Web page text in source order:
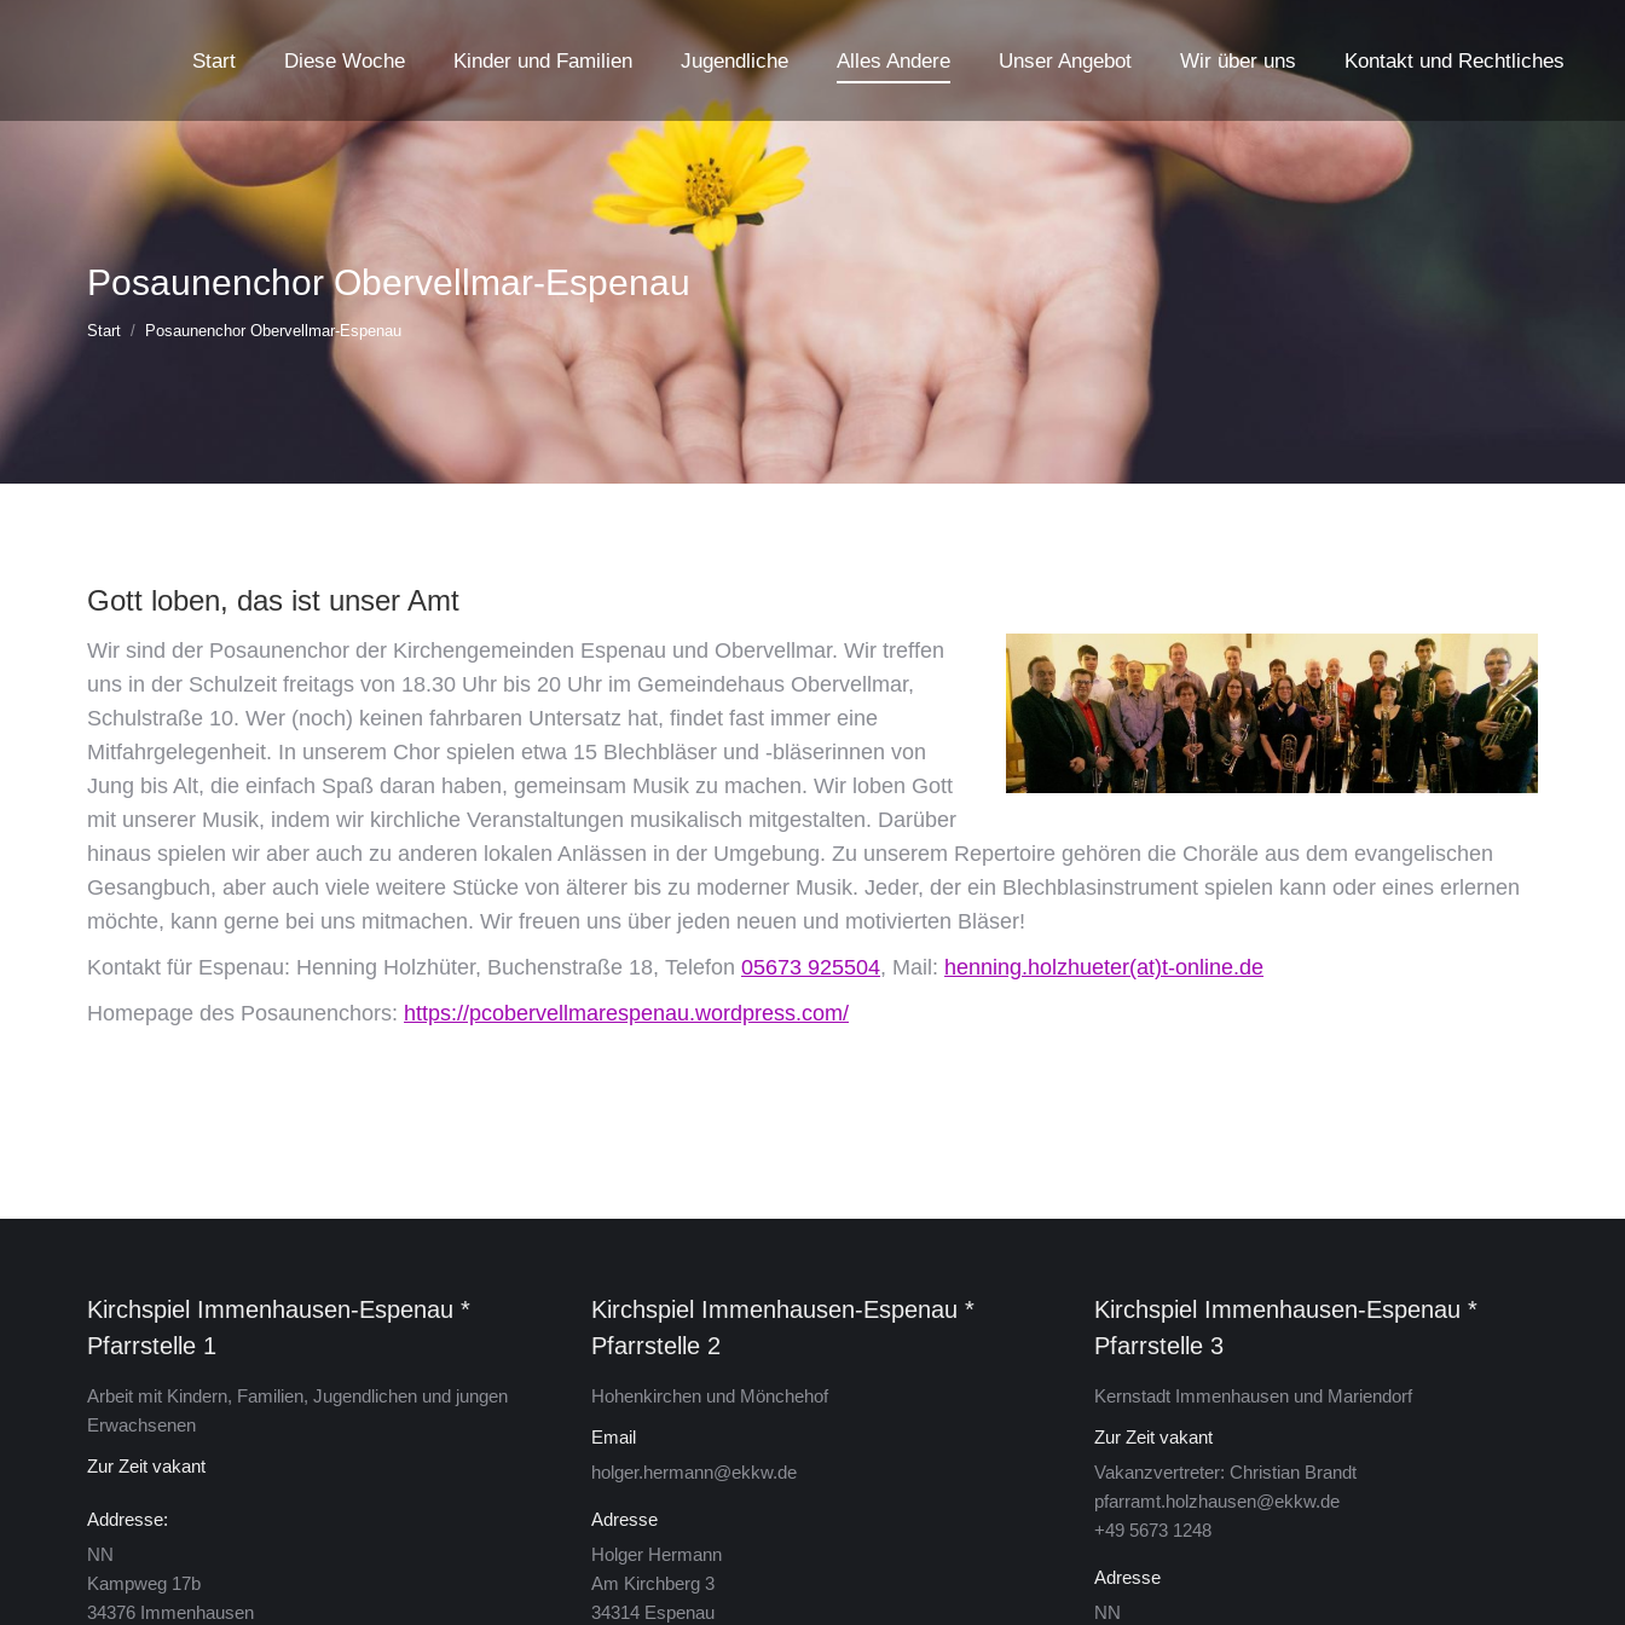
Start Diese Woche Kinder und Familien Jugendliche Alles Andere Unser Angebot Wir über uns Kontakt und Rechtliches
Posaunenchor Obervellmar-Espenau
Sie befinden sich hier:
Start Posaunenchor Obervellmar-Espenau
Gott loben, das ist unser Amt
Wir sind der Posaunenchor der Kirchengemeinden Espenau und Obervellmar. Wir treffen
uns in der Schulzeit freitags von 18.30 Uhr bis 20 Uhr im Gemeindehaus Obervellmar,
Schulstraße 10. Wer (noch) keinen fahrbaren Untersatz hat, findet fast immer eine
Mitfahrgelegenheit. In unserem Chor spielen etwa 15 Blechbläser und -bläserinnen von
Jung bis Alt, die einfach Spaß daran haben, gemeinsam Musik zu machen. Wir loben Gott
mit unserer Musik, indem wir kirchliche Veranstaltungen musikalisch mitgestalten. Darüber
hinaus spielen wir aber auch zu anderen lokalen Anlässen in der Umgebung. Zu unserem Repertoire gehören die Choräle aus dem evangelischen
Gesangbuch, aber auch viele weitere Stücke von älterer bis zu moderner Musik. Jeder, der ein Blechblasinstrument spielen kann oder eines erlernen
möchte, kann gerne bei uns mitmachen. Wir freuen uns über jeden neuen und motivierten Bläser!
Kontakt für Espenau: Henning Holzhüter, Buchenstraße 18, Telefon 05673 925504, Mail: henning.holzhueter(at)t-online.de
Homepage des Posaunenchors: https://pcobervellmarespenau.wordpress.com/
Kirchspiel Immenhausen-Espenau *
Pfarrstelle 1
Arbeit mit Kindern, Familien, Jugendlichen und jungen
Erwachsenen
Zur Zeit vakant
Addresse:
NN
Kamp­weg 17b
34376 Im­men­hau­sen
Kirchspiel Im­men­hau­sen-Es­pe­nau *
Pfarrstelle 2
Ho­hen­kir­chen und Mön­che­hof
Email
holger.hermann@ekkw.de
Adresse
Hol­ger Her­mann
Am Kirch­berg 3
34314 Es­pe­nau
Kirchspiel Im­men­hau­sen-Es­pe­nau *
Pfarrstelle 3
Kern­stadt Im­men­hau­sen und Mariendorf
Zur Zeit vakant
Vakanzvertreter: Christian Brandt
pfarramt.holzhausen@ekkw.de
+49 5673 1248
Adresse
NN